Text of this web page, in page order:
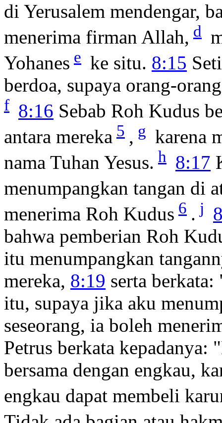
di Yerusalem mendengar,
menerima firman Allah, d
Yohanes e ke situ. 8:15
berdoa, supaya orang-
f 8:16 Sebab Roh Kudus
antara mereka 5 , g karena
nama Tuhan Yesus. h 8:17
menumpangkan tangan di
menerima Roh Kudus 6 . j
bahwa pemberian Roh
itu menumpangkan
mereka, 8:19 serta
itu, supaya jika aku
seseorang, ia boleh
Petrus berkata
bersama dengan engkau,
engkau dapat membeli